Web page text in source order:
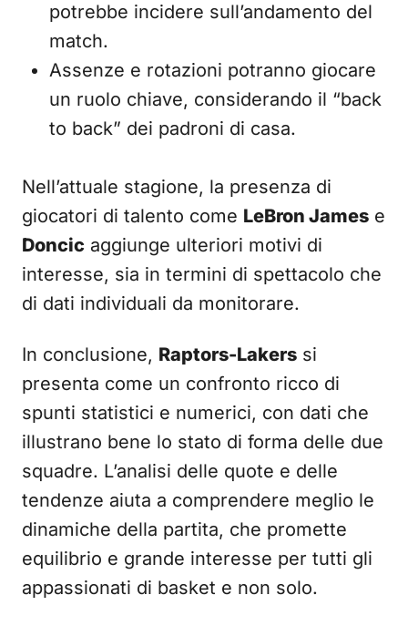
potrebbe incidere sull’andamento del
match.
Assenze e rotazioni potranno giocare
un ruolo chiave, considerando il “back
to back” dei padroni di casa.
Nell’attuale stagione, la presenza di
giocatori di talento come LeBron James e
Doncic aggiunge ulteriori motivi di
interesse, sia in termini di spettacolo che
di dati individuali da monitorare.
In conclusione, Raptors-Lakers si
presenta come un confronto ricco di
spunti statistici e numerici, con dati che
illustrano bene lo stato di forma delle due
squadre. L’analisi delle quote e delle
tendenze aiuta a comprendere meglio le
dinamiche della partita, che promette
equilibrio e grande interesse per tutti gli
appassionati di basket e non solo.